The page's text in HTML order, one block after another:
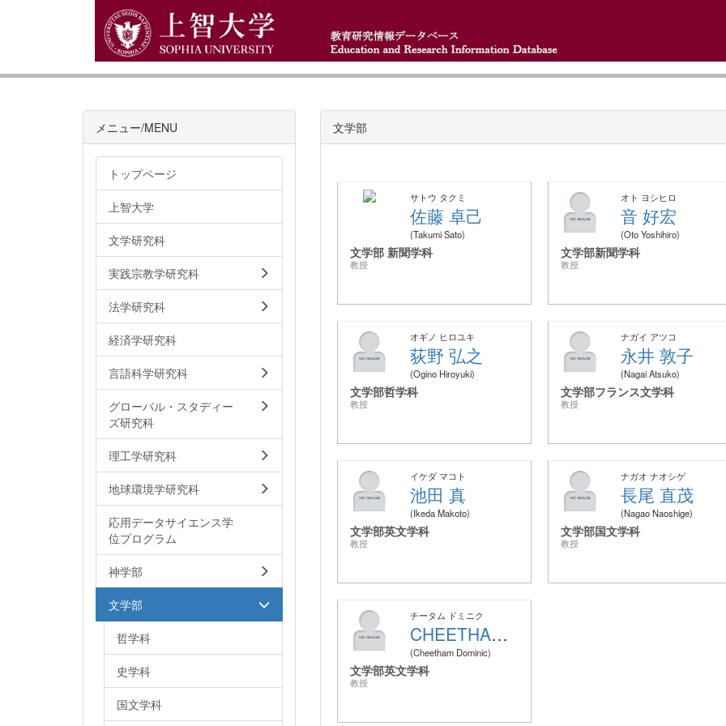
文学部
サトウ タクミ
佐藤 卓己
Takumi Sato
文学部 新聞学科
教授
オト ヨシヒロ
音 好宏
Oto Yoshihiro
文学部新聞学科
教授
オギノ ヒロユキ
荻野 弘之
Ogino Hiroyuki
文学部哲学科
教授
ナガイ アツコ
永井 敦子
Nagai Atsuko
文学部フランス文学科
教授
イケダ マコト
池田 真
Ikeda Makoto
文学部英文学科
教授
ナガオ ナオシゲ
長尾 直茂
Nagao Naoshige
文学部国文学科
教授
チータム ドミニク
CHEETHAM DOMINIC
Cheetham Dominic
文学部英文学科
教授
メニュー/MENU
トップページ
上智大学
文学研究科
実践宗教学研究科
法学研究科
経済学研究科
言語科学研究科
グローバル・スタディー
ズ研究科
理工学研究科
地球環境学研究科
応用データサイエンス学
位プログラム
神学部
文学部
哲学科
史学科
国文学科